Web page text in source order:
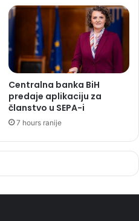
Centralna banka BiH
predaje aplikaciju za
članstvo u SEPA-i
7 hours ranije